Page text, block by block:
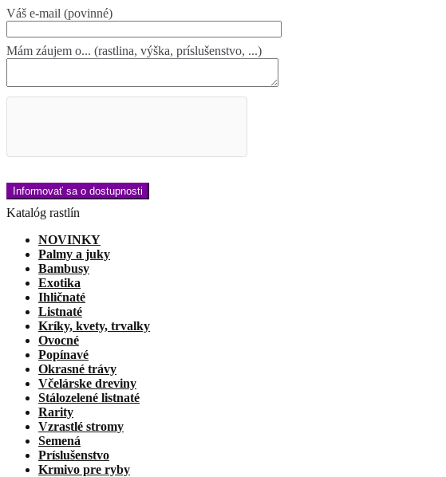
Váš e-mail (povinné)
Mám záujem o... (rastlina, výška, príslušenstvo, ...)
Katalóg rastlín
NOVINKY
Palmy a juky
Bambusy
Exotika
Ihličnaté
Listnaté
Kríky, kvety, trvalky
Ovocné
Popínavé
Okrasné trávy
Včelárske dreviny
Stálozelené listnaté
Rarity
Vzrastlé stromy
Semená
Príslušenstvo
Krmivo pre ryby